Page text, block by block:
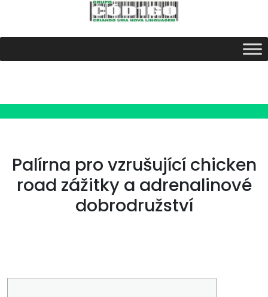
Palírna pro vzrušující chicken
road zážitky a adrenalinové
dobrodružství